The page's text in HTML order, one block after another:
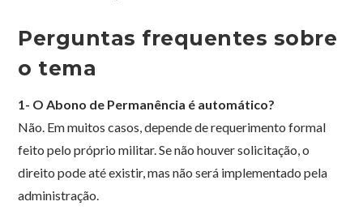
Perguntas frequentes sobre
o tema
1- O Abono de Permanência é automático?
Não. Em muitos casos, depende de requerimento formal
feito pelo próprio militar. Se não houver solicitação, o
direito pode até existir, mas não será implementado pela
administração.